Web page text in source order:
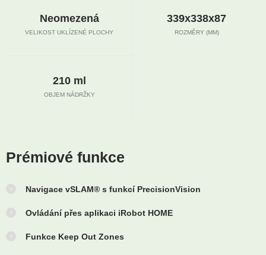
Neomezená
VELIKOST UKLÍZENÉ PLOCHY
339x338x87
ROZMĚRY (MM)
210 ml
OBJEM NÁDRŽKY
Prémiové funkce
Navigace vSLAM® s funkcí PrecisionVision
Ovládání přes aplikaci iRobot HOME
Funkce Keep Out Zones